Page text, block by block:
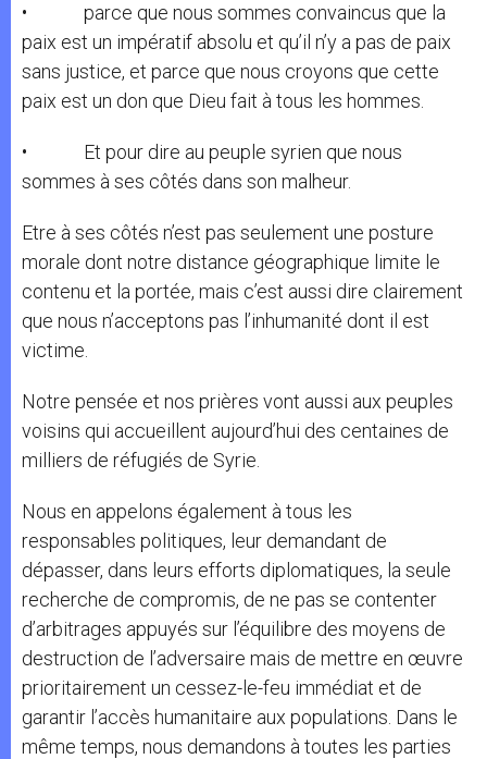
• parce que nous sommes convaincus que la
paix est un impératif absolu et qu’il n’y a pas de paix
sans justice, et parce que nous croyons que cette
paix est un don que Dieu fait à tous les hommes.
• Et pour dire au peuple syrien que nous
sommes à ses côtés dans son malheur.
Etre à ses côtés n’est pas seulement une posture
morale dont notre distance géographique limite le
contenu et la portée, mais c’est aussi dire clairement
que nous n’acceptons pas l’inhumanité dont il est
victime.
Notre pensée et nos prières vont aussi aux peuples
voisins qui accueillent aujourd’hui des centaines de
milliers de réfugiés de Syrie.
Nous en appelons également à tous les
responsables politiques, leur demandant de
dépasser, dans leurs efforts diplomatiques, la seule
recherche de compromis, de ne pas se contenter
d’arbitrages appuyés sur l’équilibre des moyens de
destruction de l’adversaire mais de mettre en œuvre
prioritairement un cessez-le-feu immédiat et de
garantir l’accès humanitaire aux populations. Dans le
même temps, nous demandons à toutes les parties